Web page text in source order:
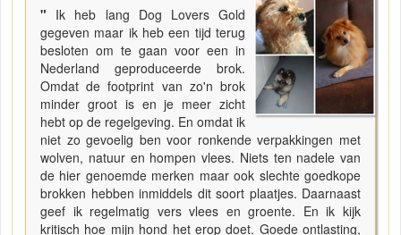
" Ik heb lang Dog Lovers Gold
gegeven maar ik heb een tijd terug
besloten om te gaan voor een in
Nederland geproduceerde brok.
Omdat de footprint van zo'n brok
minder groot is en je meer zicht
hebt op de regelgeving. En omdat ik
niet zo gevoelig ben voor ronkende verpakkingen met
wolven, natuur en hompen vlees. Niets ten nadele van
de hier genoemde merken maar ook slechte goedkope
brokken hebben inmiddels dit soort plaatjes. Daarnaast
geef ik regelmatig vers vlees en groente. En ik kijk
kritisch hoe mijn hond het erop doet. Goede ontlasting,